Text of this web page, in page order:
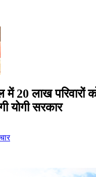
में 20 लाख परिवारों
योगी सरकार